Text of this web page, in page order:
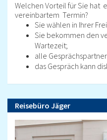
Welchen Vorteil für Sie hat
vereinbartem Termin?
Sie wählen in Ihrer
Sie bekommen den
Wartezeit;
alle
das Gespräch kann
Reisebüro Jäger